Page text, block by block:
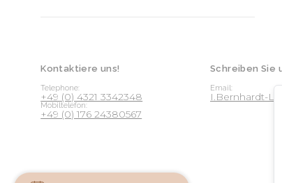
Kontaktiere uns!
Telephone:
+49 (0) 4321 3342348
Mobiltelefon:
+49 (0) 176 24380567
Schreiben Sie
Email:
I.Bernhardt-